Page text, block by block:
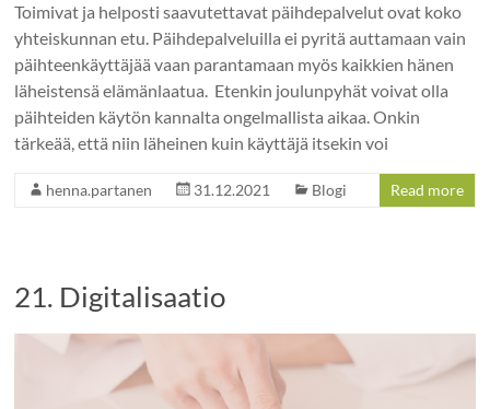
Toimivat ja helposti saavutettavat päihdepalvelut ovat koko
yhteiskunnan etu. Päihdepalveluilla ei pyritä auttamaan vain
päihteenkäyttäjää vaan parantamaan myös kaikkien hänen
läheistensä elämänlaatua. Etenkin joulunpyhät voivat olla
päihteiden käytön kannalta ongelmallista aikaa. Onkin
tärkeää, että niin läheinen kuin käyttäjä itsekin voi
henna.partanen 31.12.2021 Blogi Read more
21. Digitalisaatio